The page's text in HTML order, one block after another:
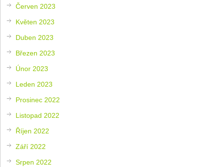
Červen 2023
Květen 2023
Duben 2023
Březen 2023
Únor 2023
Leden 2023
Prosinec 2022
Listopad 2022
Říjen 2022
Září 2022
Srpen 2022